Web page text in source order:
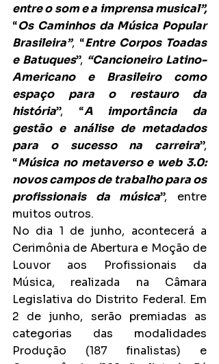
entre o som e a imprensa musical”,
“Os Caminhos da Música Popular
Brasileira”, “Entre Corpos Toadas
e Batuques”, “Cancioneiro Latino-
Americano e Brasileiro como
espaço para o restauro da
história”, “A importância da
gestão e análise de metadados
para o sucesso na carreira”,
“Música no metaverso e web 3.0:
novos campos de trabalho para os
profissionais da música”, entre
muitos outros.
No dia 1 de junho, acontecerá a
Cerimônia de Abertura e Moção de
Louvor aos Profissionais da
Música, realizada na Câmara
Legislativa do Distrito Federal. Em
2 de junho, serão premiadas as
categorias das modalidades
Produção (187 finalistas) e